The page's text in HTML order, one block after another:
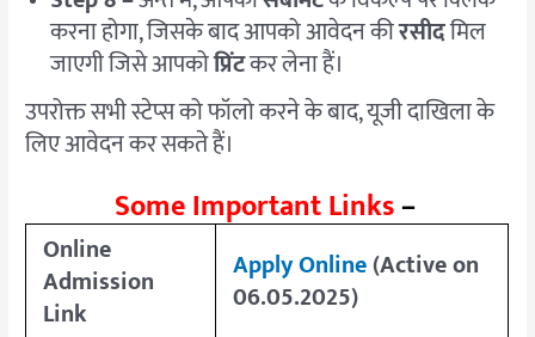
करना होगा, जिसके बाद आपको आवेदन कीरसीदमिल
जाएगी जिसे आपकोप्रिंटकर लेना हैं।
उपरोक्त सभी स्टेप्स को फॉलो करने के बाद, यूजी दाखिला के
लिए आवेदन कर सकते हैं।
Some Important Links–
Online
Admission
Link
Apply Online(Active on
06.05.2025)